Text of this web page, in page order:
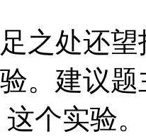
之处还
。建议
个实验。